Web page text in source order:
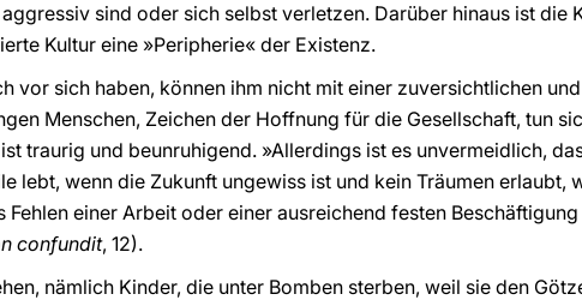
sind oder sich selbst verletzen. Darüber hinaus ist die
Kultur eine »Peripherie« der Existenz.
vor sich haben, können ihm nicht mit einer zuversichtlichen
Menschen, Zeichen der Hoffnung für die Gesellschaft, tun
traurig und beunruhigend. »Allerdings ist es unvermeidlich,
lebt, wenn die Zukunft ungewiss ist und kein Träumen erlaubt,
einer Arbeit oder einer ausreichend festen
confundit, 12).
nämlich Kinder, die unter Bomben sterben, weil sie den